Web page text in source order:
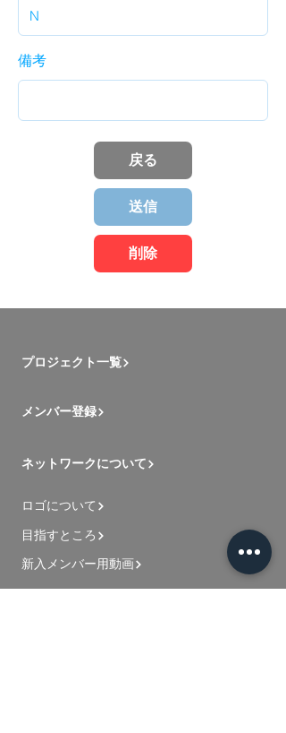
備考
戻る
送信
削除
プロジェクト一覧
メンバー登録
ネットワークについて
ロゴについて
目指すところ
新入メンバー用動画